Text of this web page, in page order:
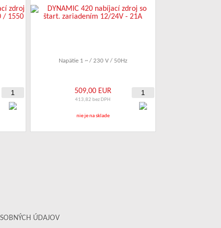
Napätie 1 ~ / 230 V / 50Hz
509,00 EUR
413,82 bez DPH
nie je na sklade
ÚDAJOV